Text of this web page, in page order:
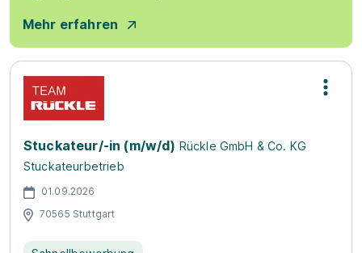
Mehr erfahren
Stuckateur/-in (m/w/d) Rückle GmbH & Co. KG
Stuckateurbetrieb
01.09.2026
70565 Stuttgart